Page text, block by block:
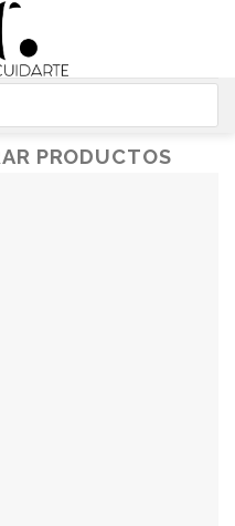
PRODUCTOS